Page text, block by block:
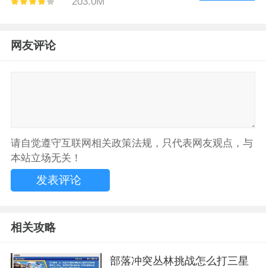
网友评论
请自觉遵守互联网相关政策法规，只代表网友观点，与
本站立场无关！
相关攻略
部落冲突丛林挑战怎么打三星